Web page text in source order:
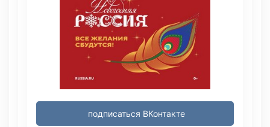
подписаться ВКонтакте